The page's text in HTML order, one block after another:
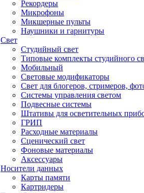
Рекордеры
Микрофоны
Микшерные пульты
Наушники и гарнитуры
Свет
Студийный свет
Типовые комплекты студийного
Мобильный
Световые модификаторы
Свет для блогеров, стримеров,
Системы управления светом
Подвесные системы
Штативы для осветительных
ГРИП
Расходные материалы
Сценический свет
Фоновые материалы
Аксессуары
Носители данных
Карты памяти
Картридеры